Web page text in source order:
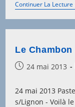
Continuer La Lecture
:
Le
Post24 mai 2013
24 mai 2013
s/Lignon - Voilà